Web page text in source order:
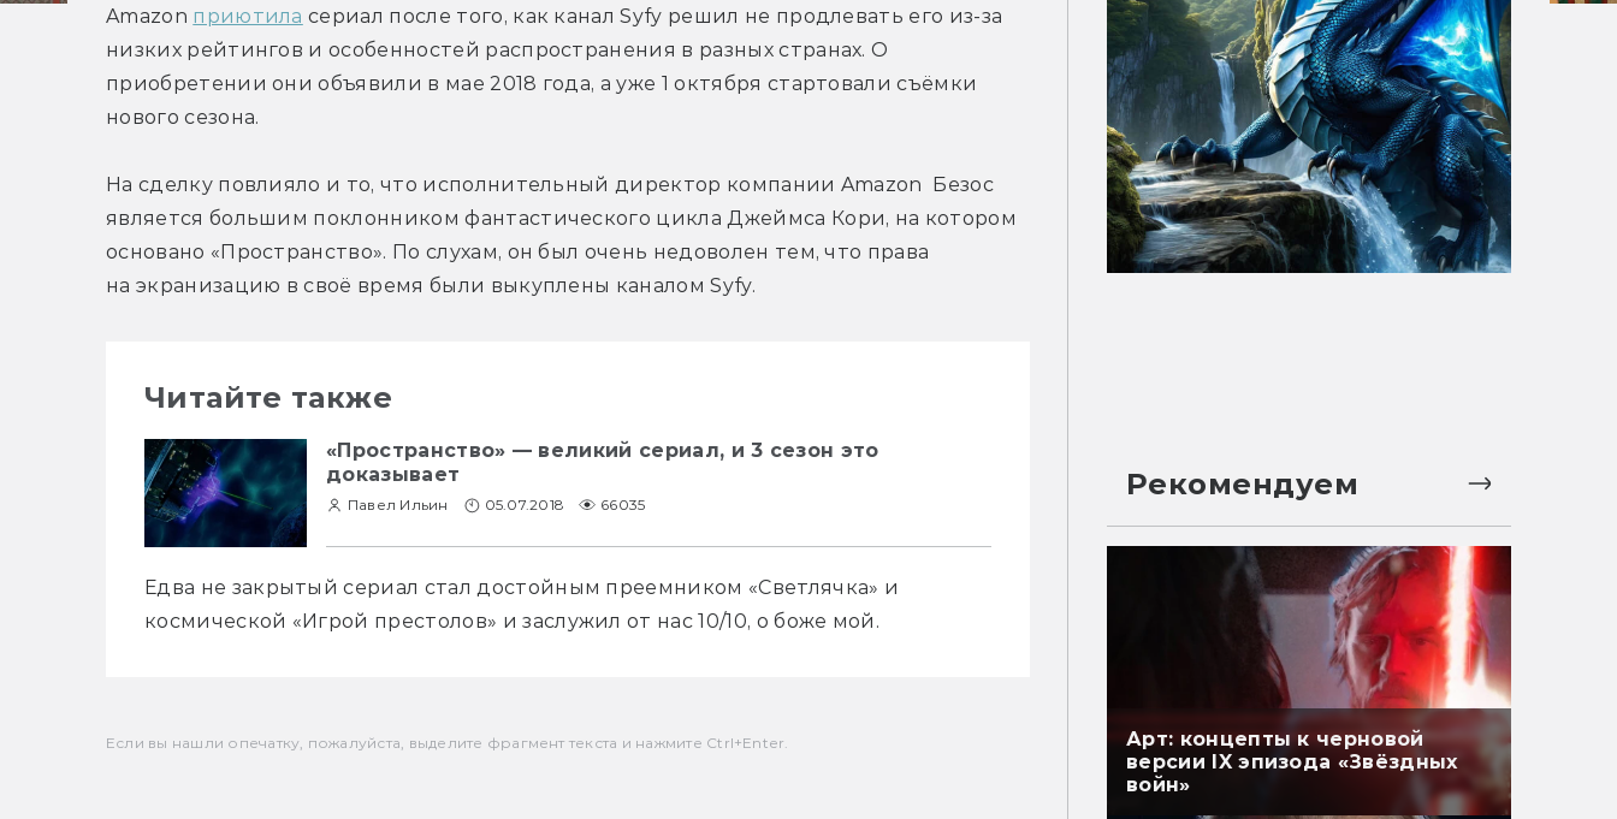
Amazon приютила сериал после того, как канал Syfy решил не продлевать его из-за
низких рейтингов и особенностей распространения в разных странах. О
приобретении они объявили в мае 2018 года, а уже 1 октября стартовали съёмки
нового сезона.
На сделку повлияло и то, что исполнительный директор компании Amazon  Безос
является большим поклонником фантастического цикла Джеймса Кори, на котором
основано «Пространство». По слухам, он был очень недоволен тем, что права
на экранизацию в своё время были выкуплены каналом Syfy.
Читайте также
«Пространство» — великий сериал, и 3 сезон это
доказывает
Павел Ильин 05.07.2018 66035
Едва не закрытый сериал стал достойным преемником «Светлячка» и
космической «Игрой престолов» и заслужил от нас 10/10, о боже мой.
Если вы нашли опечатку, пожалуйста, выделите фрагмент текста и нажмите Ctrl+Enter.
Рекомендуем
Арт: концепты к черновой
версии IX эпизода «Звёздных
войн»